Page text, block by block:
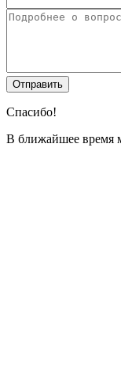
Спасибо!
В ближайшее время